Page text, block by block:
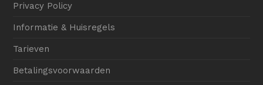
Privacy Policy
Informatie & Huisregels
Tarieven
Betalingsvoorwaarden